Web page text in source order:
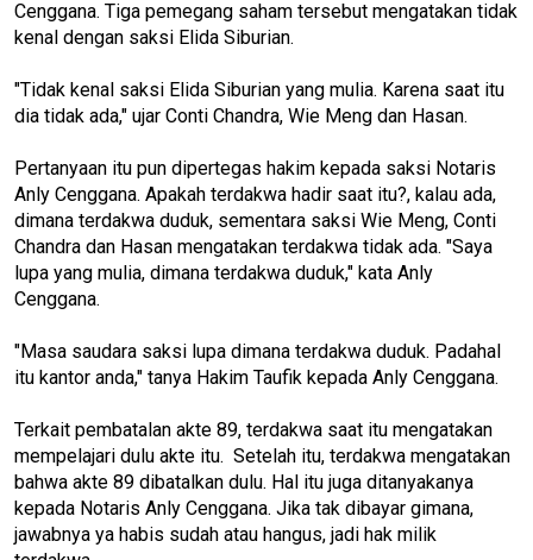
Cenggana. Tiga pemegang saham tersebut mengatakan tidak
kenal dengan saksi Elida Siburian.
"Tidak kenal saksi Elida Siburian yang mulia. Karena saat itu
dia tidak ada," ujar Conti Chandra, Wie Meng dan Hasan.
Pertanyaan itu pun dipertegas hakim kepada saksi Notaris
Anly Cenggana. Apakah terdakwa hadir saat itu?, kalau ada,
dimana terdakwa duduk, sementara saksi Wie Meng, Conti
Chandra dan Hasan mengatakan terdakwa tidak ada. "Saya
lupa yang mulia, dimana terdakwa duduk," kata Anly
Cenggana.
"Masa saudara saksi lupa dimana terdakwa duduk. Padahal
itu kantor anda," tanya Hakim Taufik kepada Anly Cenggana.
Terkait pembatalan akte 89, terdakwa saat itu mengatakan
mempelajari dulu akte itu. Setelah itu, terdakwa mengatakan
bahwa akte 89 dibatalkan dulu. Hal itu juga ditanyakanya
kepada Notaris Anly Cenggana. Jika tak dibayar gimana,
jawabnya ya habis sudah atau hangus, jadi hak milik